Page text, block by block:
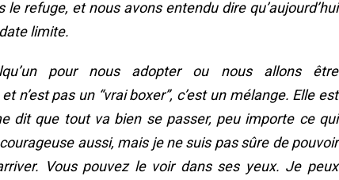
refuge, et nous avons entendu dire qu’aujourd’hui
limite.
pour nous adopter ou nous allons être
n’est pas un “vrai boxer”, c’est un mélange. Elle est
dit que tout va bien se passer, peu importe ce qui
aussi, mais je ne suis pas sûre de pouvoir
Vous pouvez le voir dans ses yeux. Je peux